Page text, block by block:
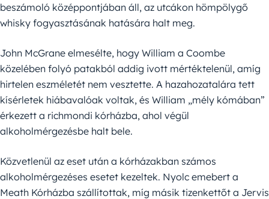
beszámoló középpontjában áll, az utcákon hömpölygő
whisky fogyasztásának hatására halt meg.
John McGrane elmesélte, hogy William a Coombe
közelében folyó patakból addig ivott mértéktelenül, amíg
hirtelen eszméletét nem vesztette. A hazahozatalára tett
kísérletek hiábavalóak voltak, és William „mély kómában”
érkezett a richmondi kórházba, ahol végül
alkoholmérgezésbe halt bele.
Közvetlenül az eset után a kórházakban számos
alkoholmérgezéses esetet kezeltek. Nyolc emebert a
Meath Kórházba szállítottak, míg másik tizenkettőt a Jervis